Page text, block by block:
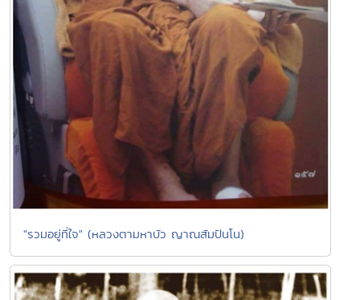
"รวมอยู่ที่ใจ" (หลวงตามหาบัว ญาณสัมปันโน)